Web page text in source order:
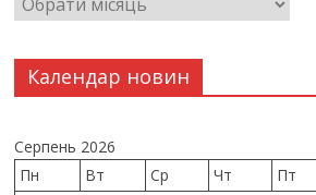
Календар новин
Серпень 2026
Пн
Вт Ср Чт Пт